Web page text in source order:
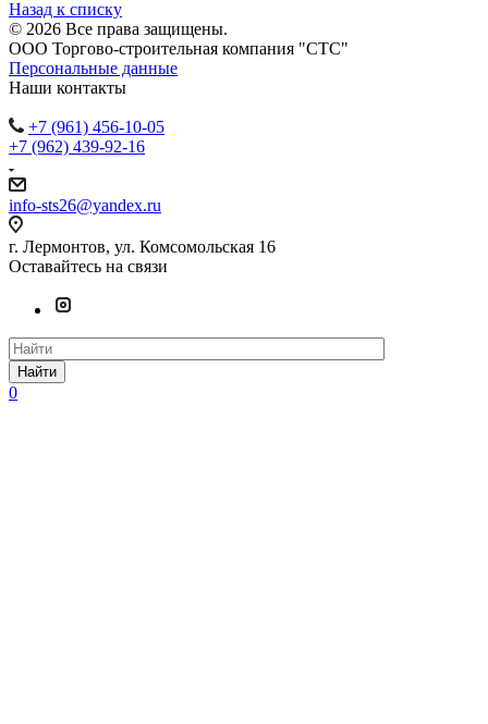
Назад к списку
© 2026 Все права защищены.
ООО Торгово-строительная компания "СТС"
Персональные данные
Наши контакты
+7 (961) 456-10-05
+7 (962) 439-92-16
info-sts26@yandex.ru
г. Лермонтов, ул. Комсомольская 16
Оставайтесь на связи
Найти
0